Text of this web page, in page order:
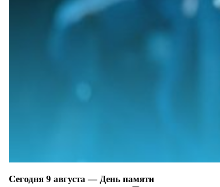
Сегодня 9 августа — День памяти